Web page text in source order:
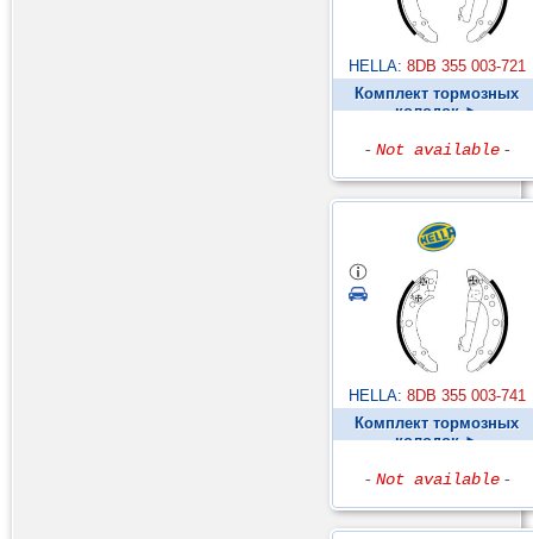
HELLA: 8DB 355 003-721
Комплект тормозных
колодок ►
- Not available -
HELLA: 8DB 355 003-741
Комплект тормозных
колодок ►
- Not available -